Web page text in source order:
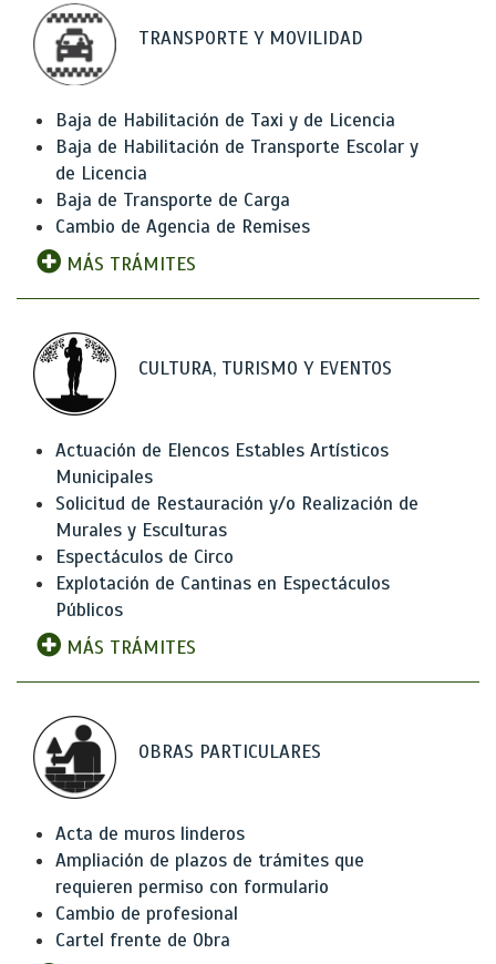
TRANSPORTE Y MOVILIDAD
Baja de Habilitación de Taxi y de Licencia
Baja de Habilitación de Transporte Escolar y
de Licencia
Baja de Transporte de Carga
Cambio de Agencia de Remises
MÁS TRÁMITES
CULTURA, TURISMO Y EVENTOS
Actuación de Elencos Estables Artísticos
Municipales
Solicitud de Restauración y/o Realización de
Murales y Esculturas
Espectáculos de Circo
Explotación de Cantinas en Espectáculos
Públicos
MÁS TRÁMITES
OBRAS PARTICULARES
Acta de muros linderos
Ampliación de plazos de trámites que
requieren permiso con formulario
Cambio de profesional
Cartel frente de Obra